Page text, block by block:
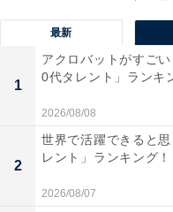
1位には『オトナブル
最新
1
アクロバットがすご
0代タレント」ランキ
2026/08/08
2
世界で活躍できると
レント」ランキング
2026/08/07